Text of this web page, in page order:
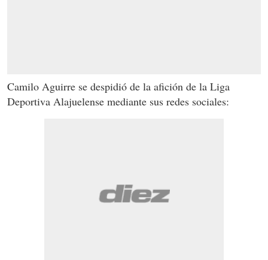
Camilo Aguirre se despidió de la afición de la Liga
Deportiva Alajuelense mediante sus redes sociales: